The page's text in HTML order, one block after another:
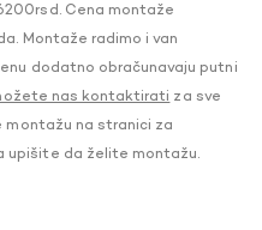
Cena montaže
Montaže radimo i van
dodatno obračunavaju putni
nas kontaktirati za sve
na stranici za
upišite da želite montažu.